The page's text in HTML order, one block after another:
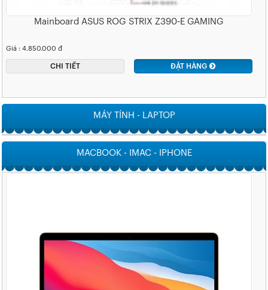
Mainboard ASUS ROG STRIX Z390-E GAMING
Giá : 4.850.000 đ
CHI TIẾT ĐẶT HÀNG
MÁY TÍNH - LAPTOP
MACBOOK - IMAC - IPHONE